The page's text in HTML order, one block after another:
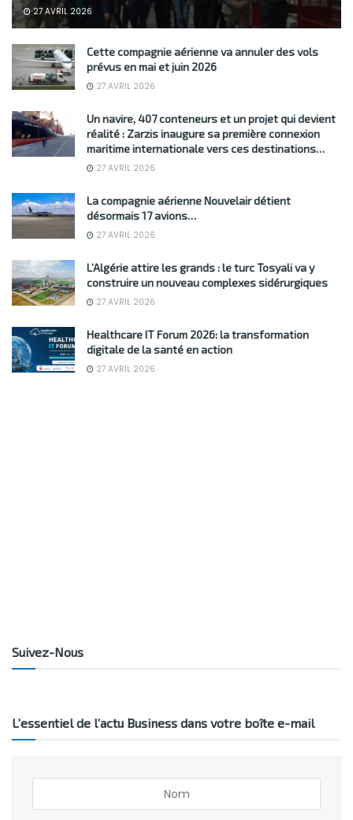
27 AVRIL 2026
Cette compagnie aérienne va annuler des vols
prévus en mai et juin 2026
27 AVRIL 2026
Un navire, 407 conteneurs et un projet qui devient
réalité : Zarzis inaugure sa première connexion
maritime internationale vers ces destinations…
27 AVRIL 2026
La compagnie aérienne Nouvelair détient
désormais 17 avions…
27 AVRIL 2026
L’Algérie attire les grands : le turc Tosyali va y
construire un nouveau complexes sidérurgiques
27 AVRIL 2026
Healthcare IT Forum 2026: la transformation
digitale de la santé en action
27 AVRIL 2026
Suivez-Nous
L’essentiel de l’actu Business dans votre boîte e-mail